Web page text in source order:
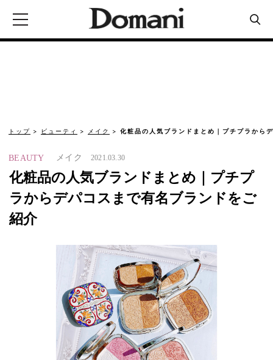
トップ ビューティ メイク 化粧品の人気ブランドまとめ｜プチプラから
BEAUTY メイク 2021.03.30
化粧品の人気ブランドまとめ｜プチプ
ラからデパコスまで有名ブランドをご
紹介